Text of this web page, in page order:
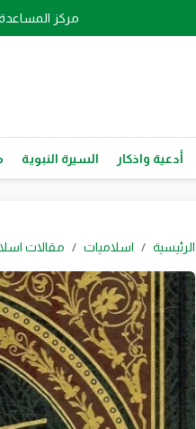
مركز
أدعية واذكار السيرة النبوية
الرئيسية اسلاميات مقالات